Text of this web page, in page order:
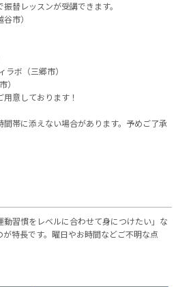
替レッスンが受講できます。
市）
ボ（三郷市）
）
意しております！
帯に添えない場合があります。予めご了承
動習慣をレベルに合わせて身につけたい」な
特長です。曜日やお時間などご不明な点